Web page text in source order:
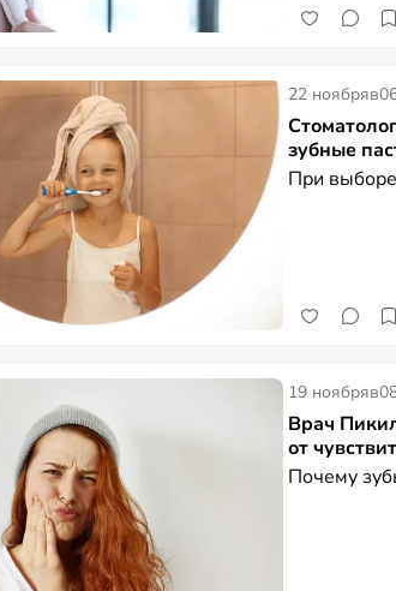
22 ноябряв
зубные
При
19 ноябряв
Врач
от
Почему